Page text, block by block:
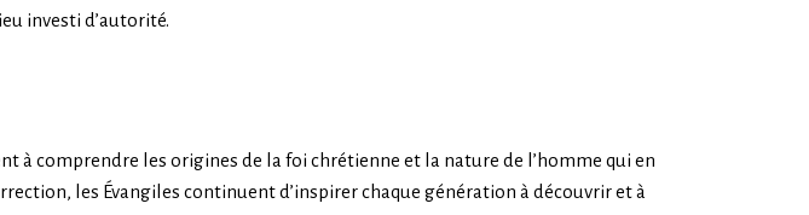
investi d’autorité.
à comprendre les origines de la foi chrétienne et la nature de l’homme qui en
les Évangiles continuent d’inspirer chaque génération à découvrir et à